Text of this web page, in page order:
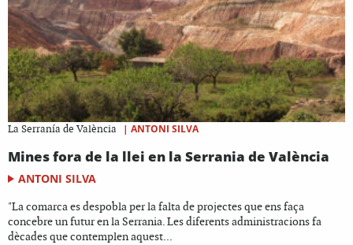
La Serranía de València | ANTONI SILVA
Mines fora de la llei en la Serrania de València
ANTONI SILVA
"La comarca es despobla per la falta de projectes que ens faça
concebre un futur en la Serrania. Les diferents administracions fa
dècades que contemplen aquest...